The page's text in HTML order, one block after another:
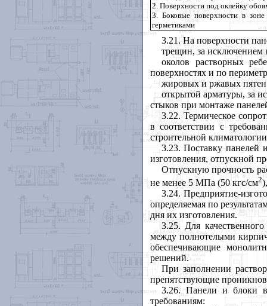
2. Поверхности под оклейку
3. Боковые поверхности в зоне
герметиками
3.21 . На поверхности
трещин, за
околов растворных
поверхностях и по
жировых и ржавых
открытой арматуры, за
стыков при монтаже
3.22. Термическое
в соответствии с
строительной
3.23. Поставку панелей
изготовления, отпускной
Отпускную прочность
не менее 5 МПа (50 кгс/см2
3.24. Предприятие-
определяемая по
дня их изготовления.
3.25. Для
между полнотелыми
обеспечивающие
решений.
При заполнении
препятствующие
3.26. Панели и блоки
требованиям: